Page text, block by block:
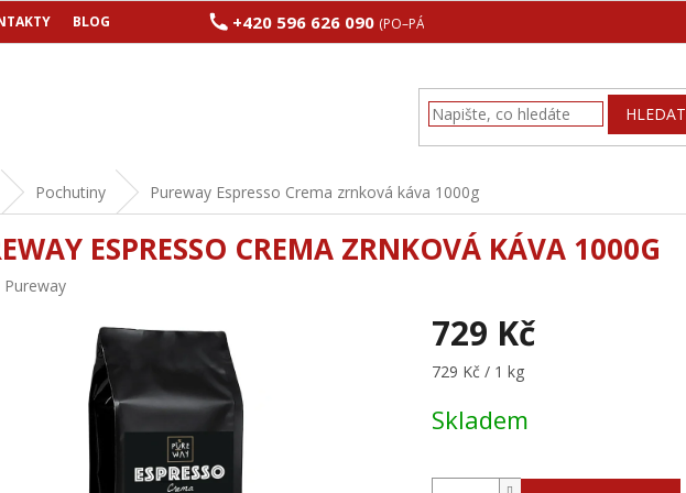
BLOG +420 596 626 090 (PO–PÁ 8:00–17:00)
HLEDAT
Pochutiny Pureway Espresso Crema zrnková káva 1000g
ESPRESSO CREMA ZRNKOVÁ KÁVA 1000G
Pureway
729 Kč
Měrná
729 Kč / 1 kg
Skladem